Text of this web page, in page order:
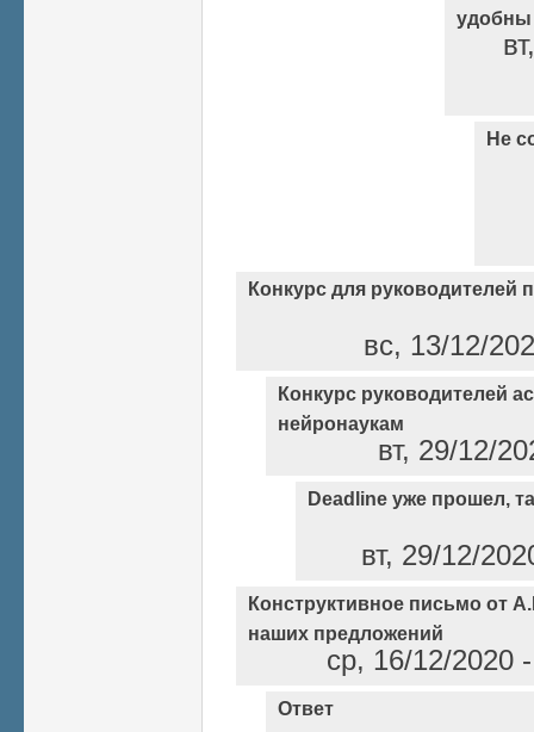
удобны
Не
Конкурс для руководителей
вс, 13/12/
Конкурс руководителей
нейронаукам
вт, 29/12/
Deadline уже прошел,
вт, 29/12/
Конструктивное письмо от
наших предложений
ср, 16/12/2020
Ответ